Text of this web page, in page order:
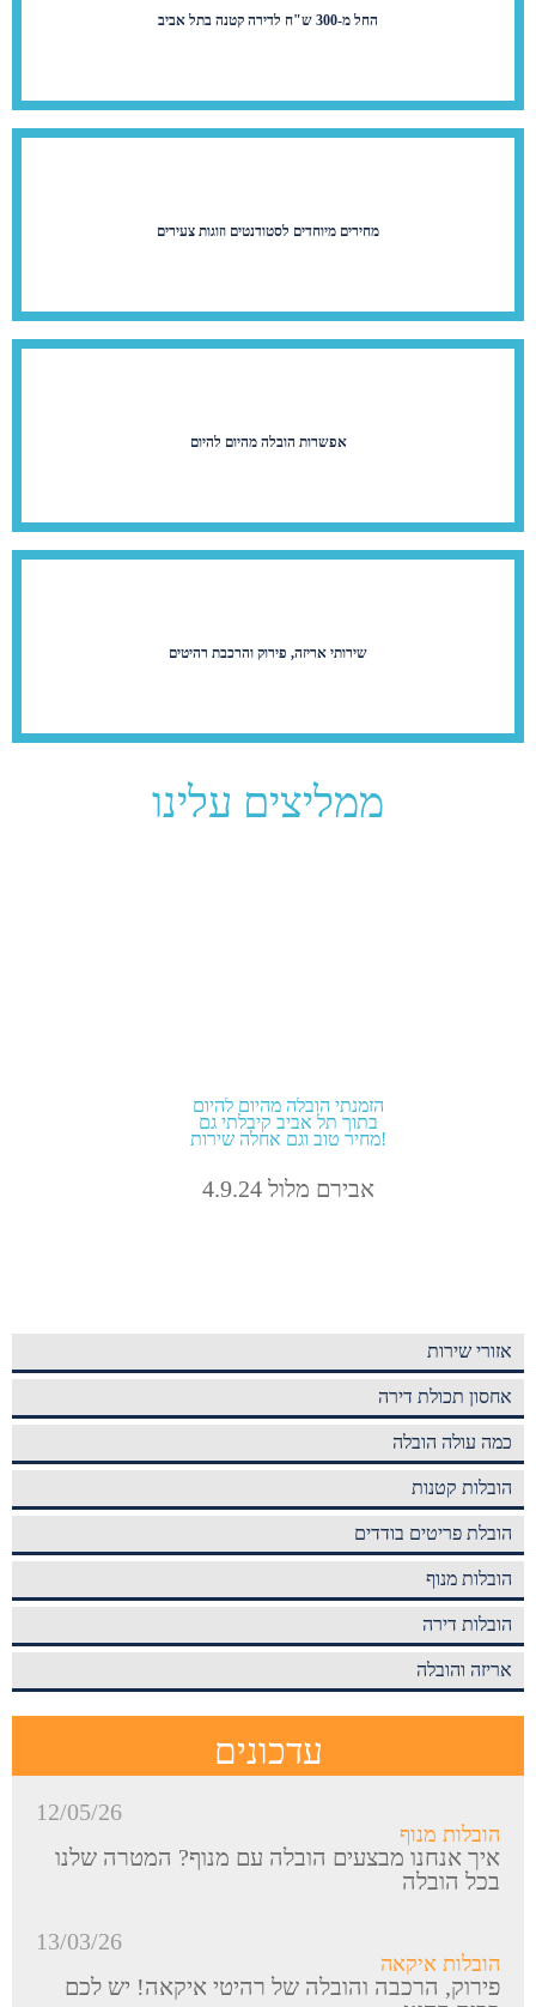
החל מ-300 ש"ח לדירה קטנה בתל אביב
מחירים מיוחדים לסטודנטים וזוגות צעירים
אפשרות הובלה מהיום להיום
שירותי אריזה, פירוק והרכבת רהיטים
ממליצים עלינו
הזמנתי הובלה מהיום להיום
בתוך תל אביב קיבלתי גם
מחיר טוב וגם אחלה שירות!
אבירם מלול 4.9.24
אזורי שירות
אחסון תכולת דירה
כמה עולה הובלה
הובלות קטנות
הובלת פריטים בודדים
הובלות מנוף
הובלות דירה
אריזה והובלה
עדכונים
12/05/26
הובלות מנוף
איך אנחנו מבצעים הובלה עם מנוף? המטרה שלנו
בכל הובלה
13/03/26
הובלות איקאה
פירוק, הרכבה והובלה של רהיטי איקאה! יש לכם